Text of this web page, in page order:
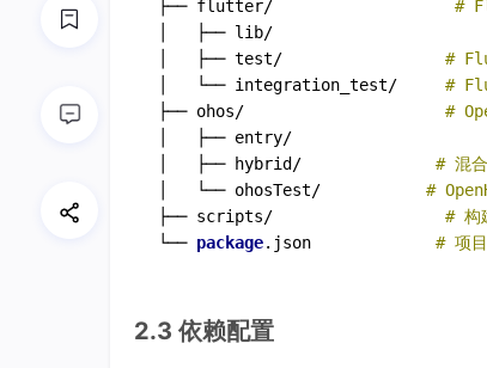
├── flutter/ #
│   ├── lib/
│   ├── test/ #
│   └── integration_test/ #
├── ohos/ #
│   ├── entry/
│   ├── hybrid/ # 混
│   └── ohosTest/ #
├── scripts/ # 构
└── package.json # 项
2.3 依赖配置